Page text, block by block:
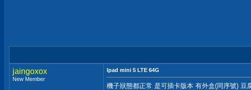
jaingoxox
New Member
Ipad mini 5 LTE 64G
機子狀態都正常 是可插卡版本 有外盒(同序號) 豆